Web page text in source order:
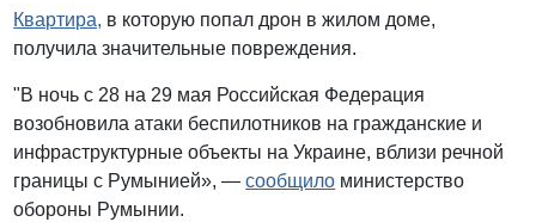
Квартира, в которую попал дрон в жилом доме,
получила значительные повреждения.
"В ночь с 28 на 29 мая Российская Федерация
возобновила атаки беспилотников на гражданские и
инфраструктурные объекты на Украине, вблизи речной
границы с Румынией», —сообщило министерство
обороны Румынии.